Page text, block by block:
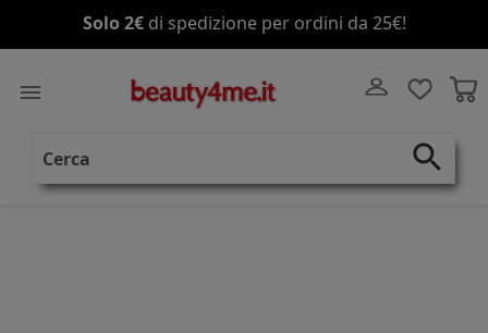
Solo 2€di spedizione per ordini da 25€!
Spedizione gratisa partire da 70€!

search